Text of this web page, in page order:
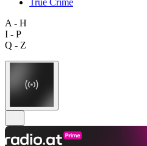
A - H
I - P
Q - Z